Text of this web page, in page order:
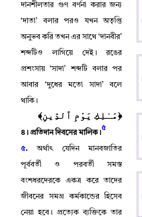
দানশীলতার গুণ বর্ণনা করার জন্য
‘দাতা’ বলার পরও যখন অতৃপ্তি
অনুভব করি তখন এর সাথে ‘দানবীর’
শব্দটিও লাগিয়ে দেই।রঙের
প্রশংসায় ‘সাদা’ শব্দটি বলার পর
আবার ‘দুধের মতো সাদা’ বলে
থাকি।
﴿مَـٰلِكِ يَوْمِ ٱلدِّينِ﴾
৪ । প্রতিদান দিবসের মালিক।
৫
৫. অর্থাৎ যেদিন মানবজাতির
পূর্ববর্তী ও পরবর্তী সমস্ত
বংশধরদেরকে একত্র করে তাদের
জীবনের সমগ্র কর্মকান্ডের হিসেব
নেয়া হবে । প্রত্যেক ব্যক্তিকে তার